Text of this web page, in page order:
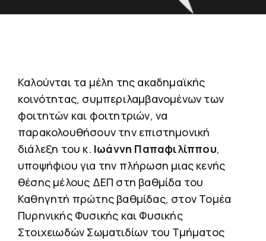
Καλούνται τα μέλη της ακαδημαϊκής
κοινότητας, συμπεριλαμβανομένων των
φοιτητών και φοιτητριών, να
παρακολουθήσουν την επιστημονική
διάλεξη του κ. Ιωάννη Παπαφιλίππου,
υποψήφιου για την πλήρωση μιας κενής
θέσης μέλους ΔΕΠ στη βαθμίδα του
Καθηγητή πρώτης βαθμίδας, στον Τομέα
Πυρηνικής Φυσικής και Φυσικής
Στοιχειωδών Σωματιδίων του Τμήματος